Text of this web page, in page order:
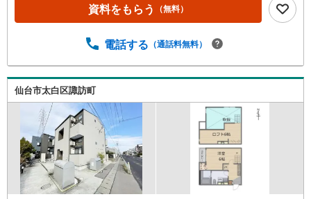
資料をもらう （無料）
電話する （通話料無料）
仙台市太白区諏訪町